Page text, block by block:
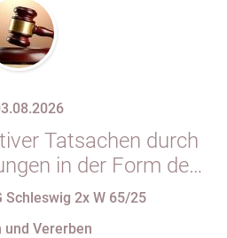
Tatsachen durch
in der Form des
Schleswig 2x W 65/25
und Vererben